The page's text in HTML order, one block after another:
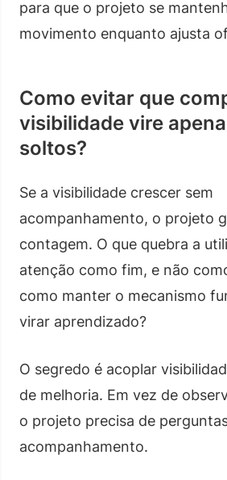
para que o projeto se
movimento enquanto ajusta
Como evitar que
visibilidade vire
soltos?
Se a visibilidade crescer sem
acompanhamento, o projeto
contagem. O que quebra a
atenção como fim, e não
como manter o mecanismo
virar aprendizado?
O segredo é acoplar
de melhoria. Em vez de
o projeto precisa de
acompanhamento.